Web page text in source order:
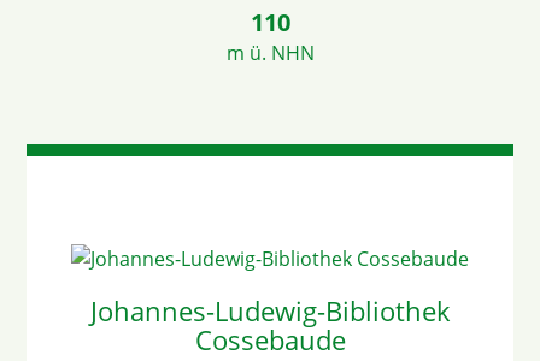
110
m ü. NHN
Johannes-Ludewig-Bibliothek
Cossebaude